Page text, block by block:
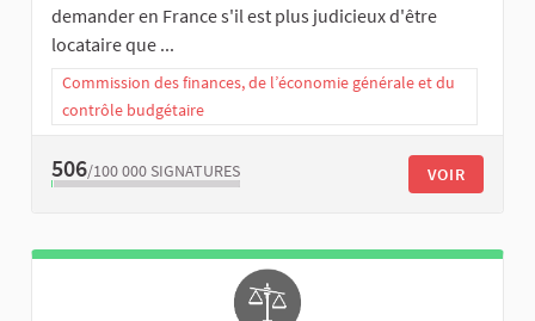
demander en France s'il est plus judicieux d'être
locataire que ...
Commission des finances, de l’économie générale et du
contrôle budgétaire
506/100 000 SIGNATURES VOIR